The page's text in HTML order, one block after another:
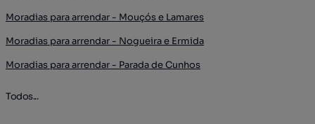
Moradias para arrendar - Mouçós e Lamares
Moradias para arrendar - Nogueira e Ermida
Moradias para arrendar - Parada de Cunhos
Todos...